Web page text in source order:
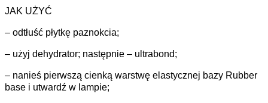
JAK UŻYĆ
– odtłuść płytkę paznokcia;
– użyj dehydrator; następnie – ultrabond;
– nanieś pierwszą cienką warstwę elastycznej bazy Rubber
base i utwardź w lampie;